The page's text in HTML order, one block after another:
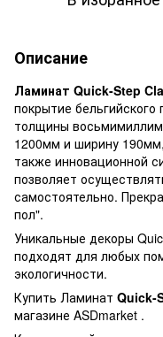
Описание
Ламинат Quick-Step
покрытие
толщины
1200мм и ширину
также инновационной
позволяет
самостоятельно.
пол".
Уникальные декоры
подходят для любых
экологичности.
Купить Ламинат Quick-
магазине ASDmarket .